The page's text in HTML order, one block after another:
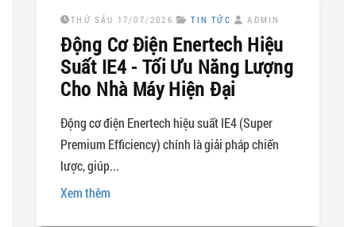
THỨ SÁU 17/07/2026 TIN TỨC ADMIN
Động Cơ Điện Enertech Hiệu
Suất IE4 - Tối Ưu Năng Lượng
Cho Nhà Máy Hiện Đại
Động cơ điện Enertech hiệu suất IE4 (Super
Premium Efficiency) chính là giải pháp chiến
lược, giúp...
Xem thêm